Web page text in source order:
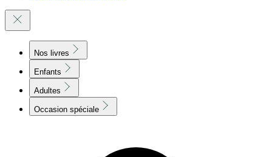
Nos livres
Enfants
Adultes
Occasion spéciale